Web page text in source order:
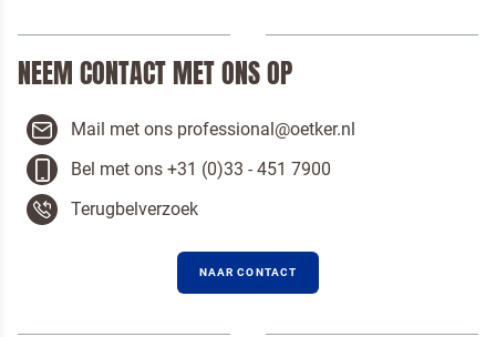
NEEM CONTACT MET ONS OP
Mail met ons professional@oetker.nl
Bel met ons +31 (0)33 - 451 7900
Terugbelverzoek
NAAR CONTACT
Om spam te bestrijden, selecteer hieronder de
afbeelding van deKwarktaart